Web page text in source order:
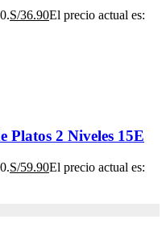
S/36.90El precio actual es:
2 Niveles 15E
S/59.90El precio actual es: